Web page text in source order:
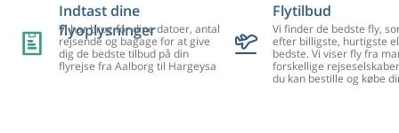
Indtast dine
flyoplysninger
Vi har brug for dine datoer, antal
rejsende og bagage for at give
dig de bedste tilbud på din
flyrejse fra Aalborg til Hargeysa
Flytilbud
Vi finder de bedste fly,
efter billigste, hurtigste
bedste. Vi viser fly fra
forskellige
du kan bestille og købe